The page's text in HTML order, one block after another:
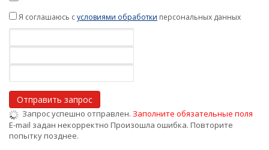
Я соглашаюсь сусловиями обработки персональных данных
Запрос успешно отправлен. Заполните обязательные поля
E-mail задан некорректно Произошла ошибка. Повторите
попытку позднее.